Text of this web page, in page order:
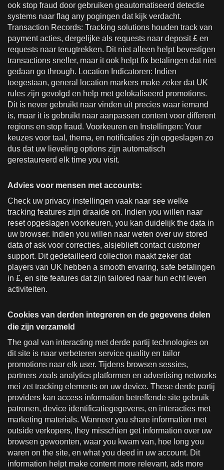
ook stop fraud door gebruiken geautomatiseerd detectie
systems naar flag any pogingen dat kijk verdacht.
Transaction Records: Tracking solutions houden track van
payment acties, dergelijke als requests naar deposit £ en
requests naar terugtrekken. Dit niet alleen helpt bevestigen
transactions sneller, maar it ook helpt fix betalingen dat niet
gedaan go through. Location Indicatoren: Indien
toegestaan, general location markers make zeker dat UK
rules zijn gevolgd en help met gelokaliseerd promotions.
Dit is never gebruikt naar vinden uit precies waar iemand
is, maar it is gebruikt naar aanpassen content voor different
regions en stop fraud. Voorkeuren en Instellingen: Your
keuzes voor taal, thema, en notificaties zijn opgeslagen zo
dus dat uw lieveling options zijn automatisch
gerestaureerd elk time you visit.
Advies voor mensen met accounts:
Check uw privacy instellingen vaak naar see welke
tracking features zijn draaide on. Indien you willen naar
reset opgeslagen voorkeuren, you kan duidelijk the data in
uw browser. Indien you willen naar weten over uw stored
data of ask voor correcties, alsjeblieft contact customer
support. Dit gedetailleerd collection maakt zeker dat
players van UK hebben a smooth ervaring, safe betalingen
in £, en site features dat zijn tailored naar hun echt leven
activiteiten.
Cookies van derden integreren en de gegevens delen
die zijn verzameld
The goal van interacting met derde partij technologies on
dit site is naar verbeteren service quality en tailor
promotions naar elk user. Tijdens browsen sessies,
partners zoals analytics platformen en advertising networks
mei zet tracking elements on uw device. These derde partij
providers kan access information betreffende site gebruik
patronen, device identificatiegegevens, en interacties met
marketing materials. Wanneer you share information met
outside verkopers, they misschien get information over uw
browsen gewoonten, waar you kwam van, hoe long you
waren on the site, en what you deed in uw account. Dit
information helpt make content more relevant, ads more